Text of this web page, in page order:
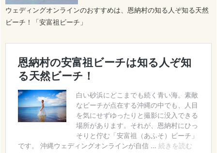
ウェディングオンラインのおすすめは、恩納村の知る人ぞ知る天然
ビーチ！「安富祖ビーチ」